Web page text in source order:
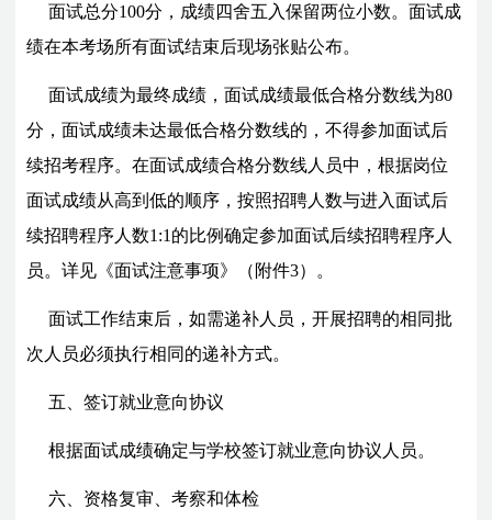
面试总分100分，成绩四舍五入保留两位小数。面试成
绩在本考场所有面试结束后现场张贴公布。
面试成绩为最终成绩，面试成绩最低合格分数线为80
分，面试成绩未达最低合格分数线的，不得参加面试后
续招考程序。在面试成绩合格分数线人员中，根据岗位
面试成绩从高到低的顺序，按照招聘人数与进入面试后
续招聘程序人数1:1的比例确定参加面试后续招聘程序人
员。详见《面试注意事项》（附件3）。
面试工作结束后，如需递补人员，开展招聘的相同批
次人员必须执行相同的递补方式。
五、签订就业意向协议
根据面试成绩确定与学校签订就业意向协议人员。
六、资格复审、考察和体检